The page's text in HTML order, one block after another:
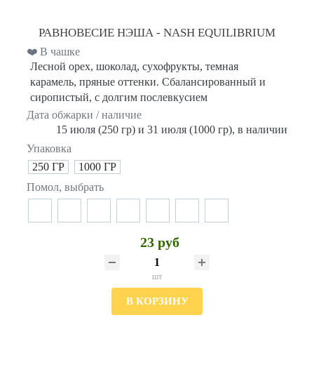
РАВНОВЕСИЕ НЭША - NASH EQUILIBRIUM
❤️ В чашке
Лесной орех, шоколад, сухофрукты, темная
карамель, пряные оттенки. Сбалансированный и
сиропистый, с долгим послевкусием
Дата обжарки / наличие
15 июля (250 гр) и 31 июля (1000 гр), в наличии
Упаковка
250 ГР
1000 ГР
Помол, выбрать
23 руб
шт
В КОРЗИНУ